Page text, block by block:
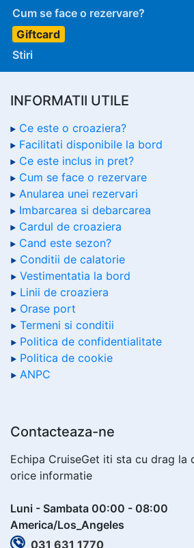
Cum se face o rezervare?
Giftcard
Stiri
INFORMATII UTILE
Ce este o croaziera?
Facilitati disponibile la bord
Ce este inclus in pret?
Cum se face o rezervare
Anularea unei rezervari
Imbarcarea si debarcarea
Cardul de croaziera
Cand este sezon?
Conditii de calatorie
Vestimentatia la bord
Linii de croaziera
Orase port
Termeni si conditii
Politica de confidentialitate
Politica de cookie
ANPC
Contacteaza-ne
Echipa CruiseGet iti sta cu drag la
orice informatie
Luni - Sambata 00:00 - 08:00
America/Los_Angeles
031 631 1770